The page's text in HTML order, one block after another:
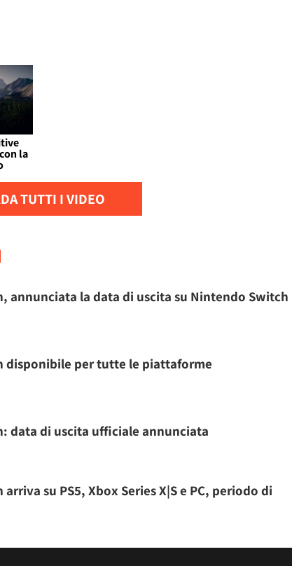
la
TUTTI I VIDEO
annunciata la data di uscita su Nintendo Switch
disponibile per tutte le piattaforme
data di uscita ufficiale annunciata
su PS5, Xbox Series X|S e PC, periodo di